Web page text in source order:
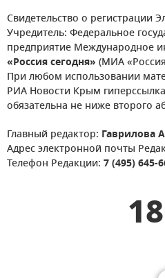
Свидетельство о регистрации
Учредитель: Федеральное
предприятие Международное
«Россия сегодня» (МИА
При любом использовании
РИА Новости Крым
обязательна не ниже второго
Главный редактор: Гаврилова
Адрес электронной почты
Телефон Редакции: 7 (495) 645-